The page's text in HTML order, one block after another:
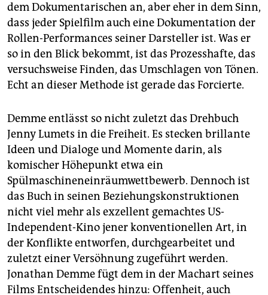
dem Dokumentarischen an, aber eher in dem Sinn,
dass jeder Spielfilm auch eine Dokumentation der
Rollen-Performances seiner Darsteller ist. Was er
so in den Blick bekommt, ist das Prozesshafte, das
versuchsweise Finden, das Umschlagen von Tönen.
Echt an dieser Methode ist gerade das Forcierte.
Demme entlässt so nicht zuletzt das Drehbuch
Jenny Lumets in die Freiheit. Es stecken brillante
Ideen und Dialoge und Momente darin, als
komischer Höhepunkt etwa ein
Spülmaschineneinräumwettbewerb. Dennoch ist
das Buch in seinen Beziehungskonstruktionen
nicht viel mehr als exzellent gemachtes US-
Independent-Kino jener konventionellen Art, in
der Konflikte entworfen, durchgearbeitet und
zuletzt einer Versöhnung zugeführt werden.
Jonathan Demme fügt dem in der Machart seines
Films Entscheidendes hinzu: Offenheit, auch